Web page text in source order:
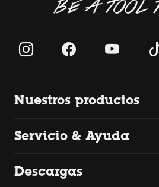
BE A TOOL
Nuestros productos
Servicio & Ayuda
Descargas